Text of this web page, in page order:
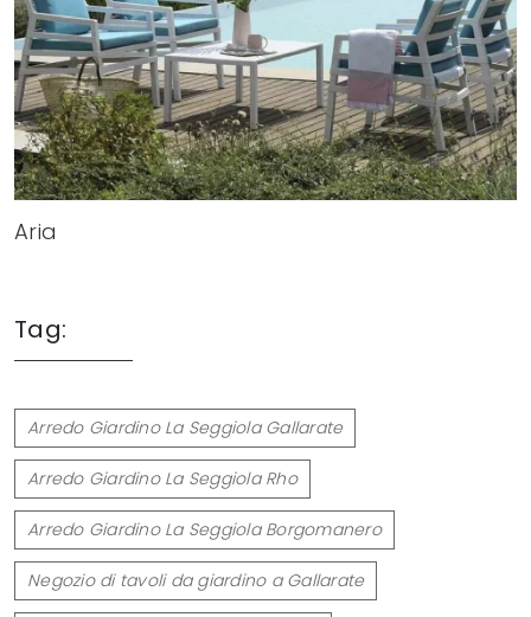
Aria
Tag:
Arredo Giardino La Seggiola Gallarate
Arredo Giardino La Seggiola Rho
Arredo Giardino La Seggiola Borgomanero
Negozio di tavoli da giardino a Gallarate